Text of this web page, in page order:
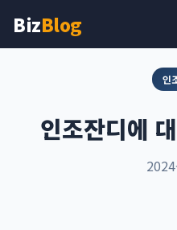
BizBlog
인
인조잔디에